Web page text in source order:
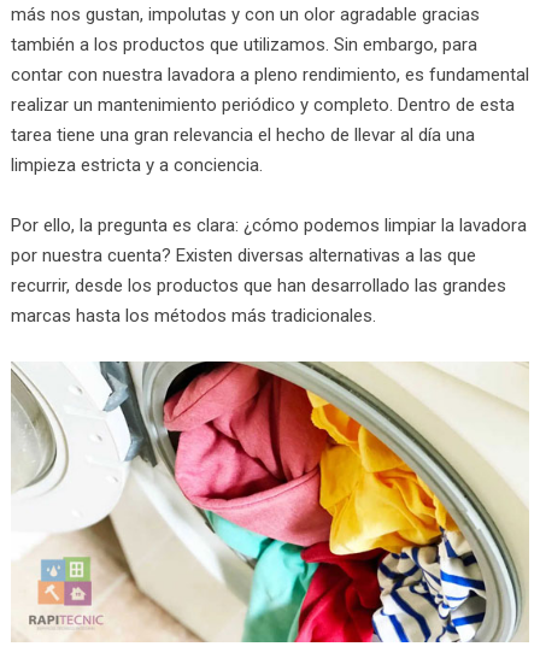
más nos gustan, impolutas y con un olor agradable gracias
también a los productos que utilizamos. Sin embargo, para
contar con nuestra lavadora a pleno rendimiento, es fundamental
realizar un mantenimiento periódico y completo. Dentro de esta
tarea tiene una gran relevancia el hecho de llevar al día una
limpieza estricta y a conciencia.
Por ello, la pregunta es clara: ¿cómo podemos limpiar la lavadora
por nuestra cuenta? Existen diversas alternativas a las que
recurrir, desde los productos que han desarrollado las grandes
marcas hasta los métodos más tradicionales.